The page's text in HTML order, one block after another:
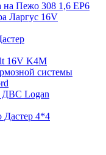
на Пежо 308 1,6 EP6
Ларгус 16V
16V K4M
системы
ДВС Logan
Дастер 4*4